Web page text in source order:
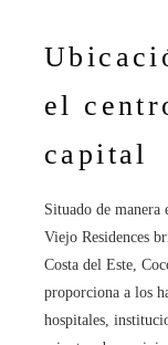
el
capital
Situado de manera
Viejo Residences
Costa del Este,
proporciona a los
hospitales,